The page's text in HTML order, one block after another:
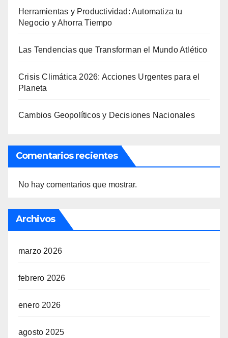
Herramientas y Productividad: Automatiza tu
Negocio y Ahorra Tiempo
Las Tendencias que Transforman el Mundo Atlético
Crisis Climática 2026: Acciones Urgentes para el
Planeta
Cambios Geopolíticos y Decisiones Nacionales
Comentarios recientes
No hay comentarios que mostrar.
Archivos
marzo 2026
febrero 2026
enero 2026
agosto 2025